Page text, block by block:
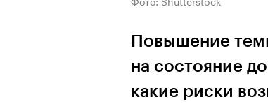
Повышение
на состояние
какие риски